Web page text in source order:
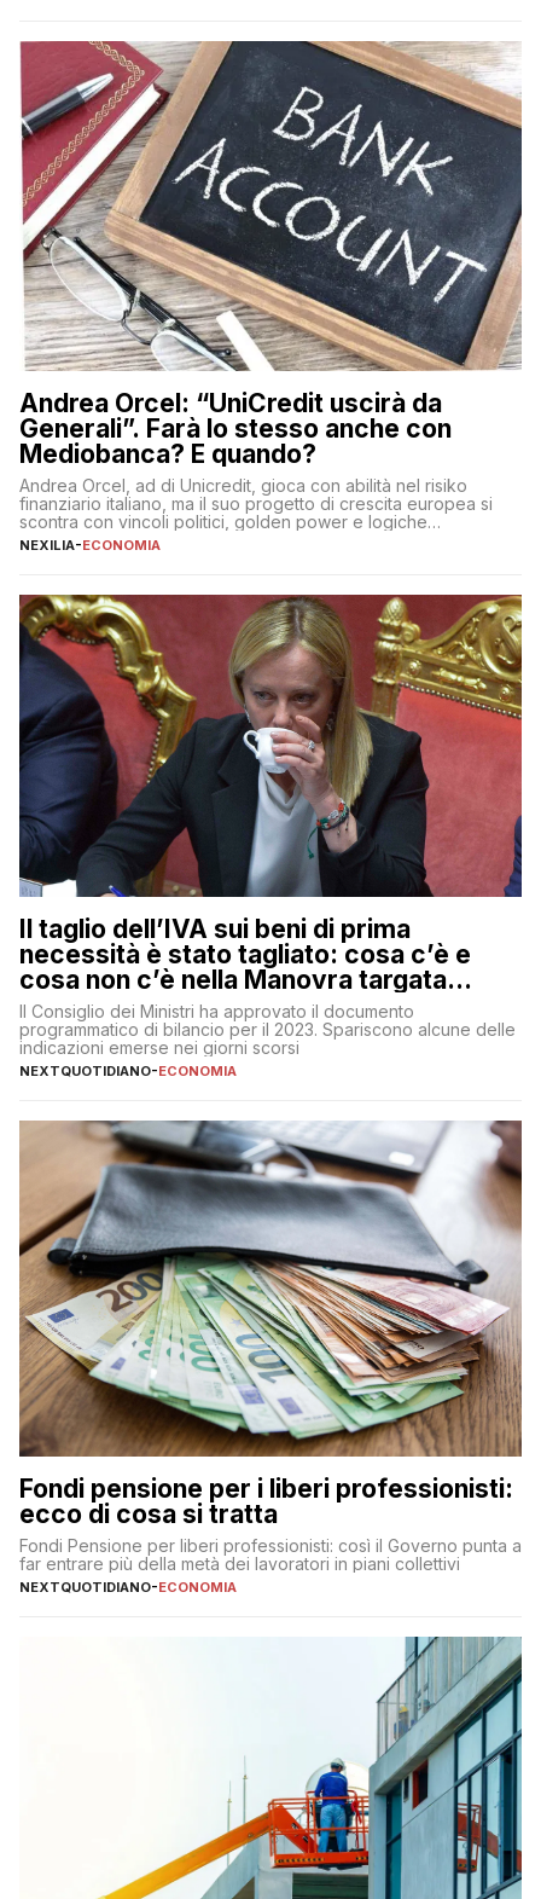
sulle criptovalute: […]
Andrea Orcel: “UniCredit uscirà da
Generali”. Farà lo stesso anche con
Mediobanca? E quando?
Andrea Orcel, ad di Unicredit, gioca con abilità nel risiko
finanziario italiano, ma il suo progetto di crescita europea si
scontra con vincoli politici, golden power e logiche
protezionistiche. Orcel e la mossa su Generali Andrea Orcel,
NEXILIA-ECONOMIA
Il taglio dell’IVA sui beni di prima
necessità è stato tagliato: cosa c’è e
cosa non c’è nella Manovra targata
Meloni
Il Consiglio dei Ministri ha approvato il documento
programmatico di bilancio per il 2023. Spariscono alcune delle
indicazioni emerse nei giorni scorsi
NEXTQUOTIDIANO-ECONOMIA
Fondi pensione per i liberi professionisti:
ecco di cosa si tratta
Fondi Pensione per liberi professionisti: così il Governo punta a
far entrare più della metà dei lavoratori in piani collettivi
NEXTQUOTIDIANO-ECONOMIA